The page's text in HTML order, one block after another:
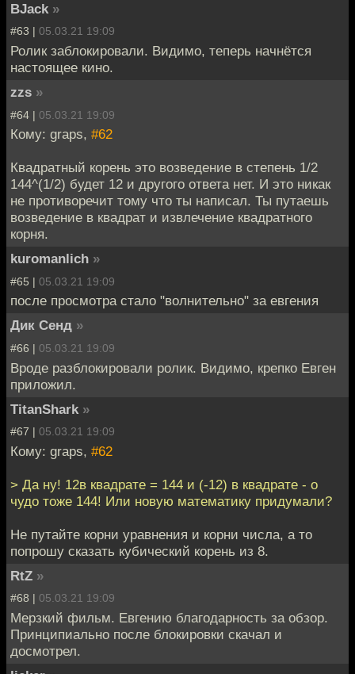
BJack »
#63 | 05.03.21 19:09
Ролик заблокировали. Видимо, теперь начнётся
настоящее кино.
zzs »
#64 | 05.03.21 19:09
Кому: graps, #62
Квадратный корень это возведение в степень 1/2
144^(1/2) будет 12 и другого ответа нет. И это никак
не противоречит тому что ты написал. Ты путаешь
возведение в квадрат и извлечение квадратного
корня.
kuromanlich »
#65 | 05.03.21 19:09
после просмотра стало "волнительно" за евгения
Дик Сенд »
#66 | 05.03.21 19:09
Вроде разблокировали ролик. Видимо, крепко Евген
приложил.
TitanShark »
#67 | 05.03.21 19:09
Кому: graps, #62
> Да ну! 12в квадрате = 144 и (-12) в квадрате - о
чудо тоже 144! Или новую математику придумали?
Не путайте корни уравнения и корни числа, а то
попрошу сказать кубический корень из 8.
RtZ »
#68 | 05.03.21 19:09
Мерзкий фильм. Евгению благодарность за обзор.
Принципиально после блокировки скачал и
досмотрел.